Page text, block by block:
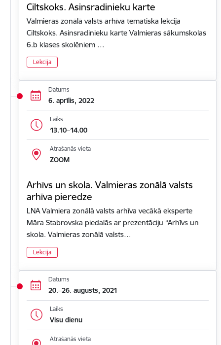
Ciltskoks. Asinsradinieku karte
Valmieras zonālā valsts arhīva tematiska lekcija
Ciltskoks. Asinsradinieku karte Valmieras sākumskolas
6.b klases skolēniem …
Lekcija
Datums
6. aprīlis, 2022
Laiks
13.10–14.00
Atrašanās vieta
ZOOM
Arhīvs un skola. Valmieras zonālā valsts
arhīva pieredze
LNA Valmiera zonālā valsts arhīva vecākā eksperte
Māra Stabrovska piedalās ar prezentāciju “Arhīvs un
skola. Valmieras zonālā valsts…
Lekcija
Datums
20.–26. augusts, 2021
Laiks
Visu dienu
Atrašanās vieta